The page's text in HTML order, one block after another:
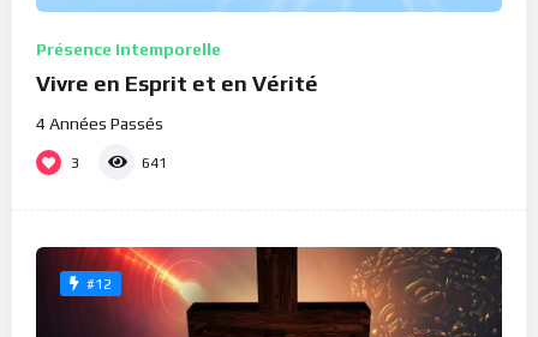
Présence Intemporelle
Vivre en Esprit et en Vérité
4 Années Passés
3 641
#12